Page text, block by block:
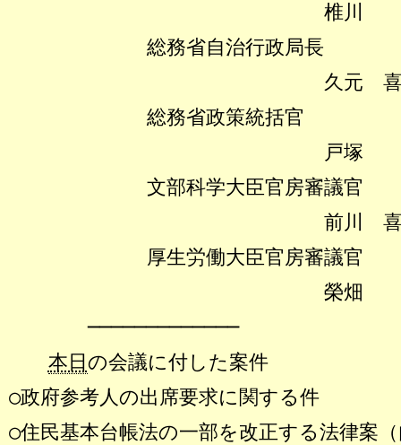
椎川 忍
総務省自治行政局長
久元 喜造
総務省政策統括官
戸塚 誠
文部科学大臣官房審議官
前川 喜平
厚生労働大臣官房審議官
榮畑 潤
─────────────
本日 の会議に付した案件
○政府参考人の出席要求に関する件
○住民基本台帳法の一部を改正する法律案